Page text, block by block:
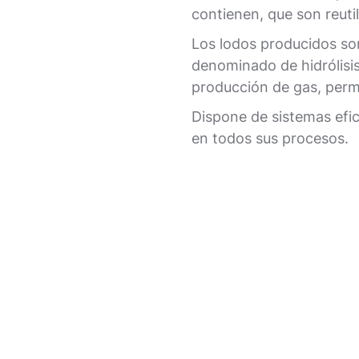
contienen, que son
Los lodos producidos
denominado de
producción de gas,
Dispone de sistemas
en todos sus procesos.